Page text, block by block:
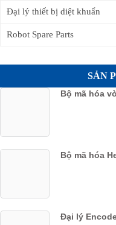
Đại lý thiết bị diệt khuẩn
Robot Spare Parts
SẢN
Bộ mã hóa
Bộ mã hóa
Đại lý